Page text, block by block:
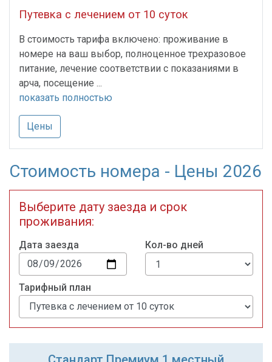
Путевка с лечением от 10 суток
В стоимость тарифа включено: проживание в
номере на ваш выбор, полноценное трехразовое
питание, лечение соответствии с показаниями в
арча, посещение ...
показать полностью
Цены
Стоимость номера - Цены 2026
Выберите дату заезда и срок
проживания:
Дата заезда Кол-во дней
Тарифный план